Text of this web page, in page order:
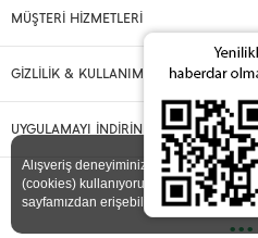
MÜŞTERİ HİZMETLERİ
GİZLİLİK & KULLANIM
UYGULAMAYI İNDİRİN
•••
Alışveriş deneyiminizi iyileştirmek için
(cookies) kullanıyoruz. Detaylı bilgiye
sayfamızdan erişebilirsiniz.